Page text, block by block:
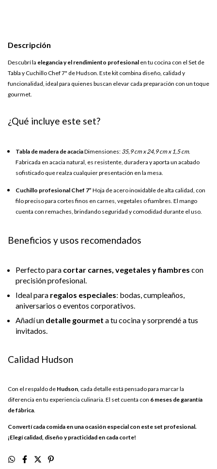
Descripción
Descubrí la elegancia y el rendimiento profesional en tu cocina con el Set de
Tabla y Cuchillo Chef 7" de Hudson. Este kit combina diseño, calidad y
funcionalidad, ideal para quienes buscan elevar cada preparación con un toque
gourmet.
¿Qué incluye este set?
Tabla de madera de acaciaDimensiones: 35,9 cm x 24,9 cm x 1,5 cm.
Fabricada en acacia natural, es resistente, duradera y aporta un acabado
sofisticado que realza cualquier presentación en la mesa.
Cuchillo profesional Chef 7” Hoja de acero inoxidable de alta calidad, con
filo preciso para cortes finos en carnes, vegetales o fiambres. El mango
cuenta con remaches, brindando seguridad y comodidad durante el uso.
Beneficios y usos recomendados
Perfecto para cortar carnes, vegetales y fiambres con
precisión profesional.
Ideal para regalos especiales: bodas, cumpleaños,
aniversarios o eventos corporativos.
Añadí un detalle gourmet a tu cocina y sorprendé a tus
invitados.
Calidad Hudson
Con el respaldo de Hudson, cada detalle está pensado para marcar la
diferencia en tu experiencia culinaria. El set cuenta con 6 meses de garantía
de fábrica.
Convertí cada comida en una ocasión especial con este set profesional.
¡Elegí calidad, diseño y practicidad en cada corte!